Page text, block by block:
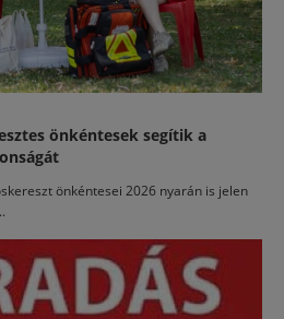
önkéntesek segítik a
önkéntesei 2026 nyarán is jelen